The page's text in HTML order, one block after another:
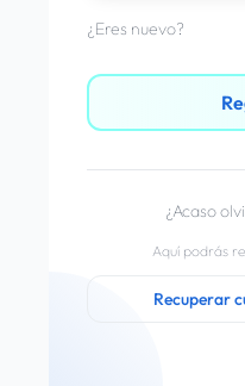
¿Eres nuevo?
¿Acaso
Aquí podrás
Recuperar